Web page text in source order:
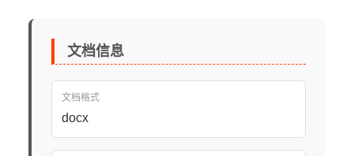
文档信息
文档格式
docx